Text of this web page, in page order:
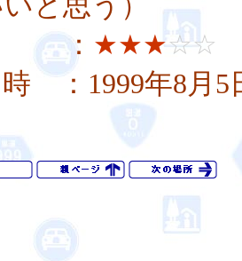
： ★★★☆☆
：1999年8月